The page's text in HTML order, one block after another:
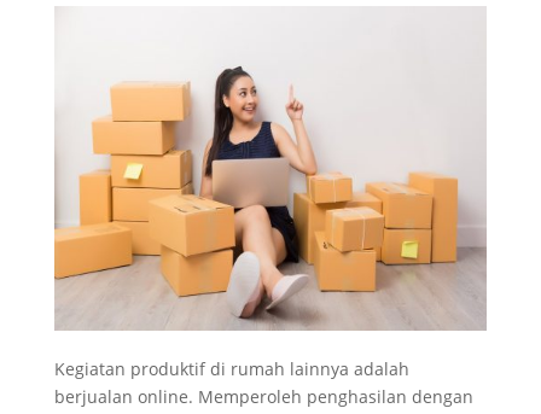
Kegiatan produktif di rumah lainnya adalah
berjualan online. Memperoleh penghasilan dengan